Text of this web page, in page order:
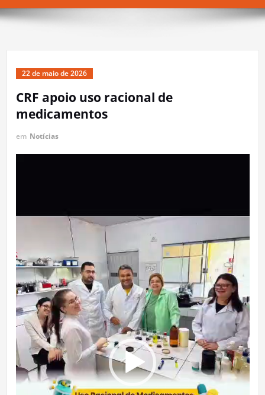
22 de maio de 2026
CRF apoio uso racional de
medicamentos
em Notícias